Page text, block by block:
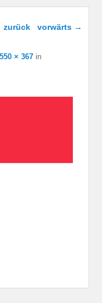
Navigation
zurück vorwärts →
550 × 367 in